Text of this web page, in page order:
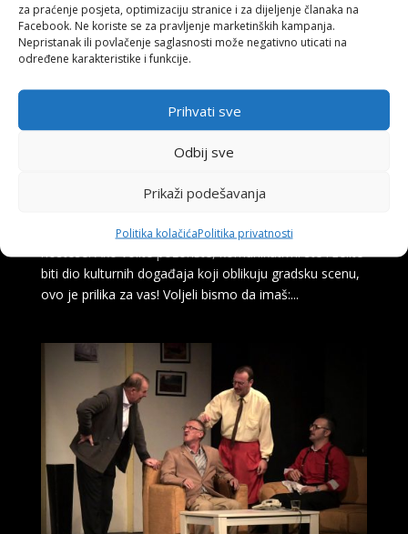
za praćenje posjeta, optimizaciju stranice i za dijeljenje članaka na
Facebook. Ne koriste se za pravljenje marketinških kampanja.
Nepristanak ili povlačenje saglasnosti može negativno uticati na
određene karakteristike i funkcije.
Prihvati sve
Odbij sve
Prikaži podešavanja
Politika kolačićaPolitika privatnosti
Narodno pozorište Tuzla poziva mlade da
postanu dio tima – prijavite se za poziciju
Oct 2, 2025
ih da postanu dio našeg dinamičnog tima na poziciji
biti dio kulturnih događaja koji oblikuju gradsku scenu,
ovo je prilika za vas! Voljeli bismo da imaš:...